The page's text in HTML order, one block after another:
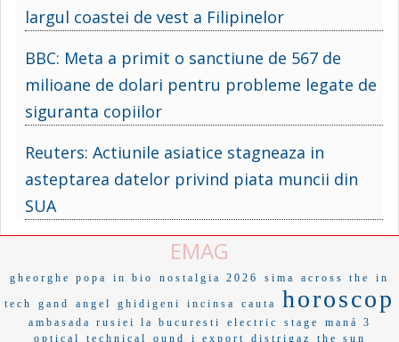
largul coastei de vest a Filipinelor
BBC: Meta a primit o sanctiune de 567 de
milioane de dolari pentru probleme legate de
siguranta copiilor
Reuters: Actiunile asiatice stagneaza in
asteptarea datelor privind piata muncii din
SUA
EMAG
gheorghe popa in bio nostalgia 2026 sima across the in
tech gand angel ghidigeni incinsa cauta horoscop
ambasada rusiei la bucuresti electric stage
maná 3
optical
technical ound i export distrigaz the sun